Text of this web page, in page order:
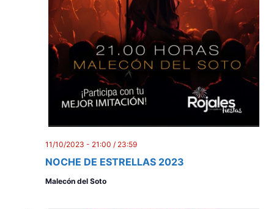
NOCHE DE ESTRELLAS 2023
11/10/2023 - 21:00 / 23:59
Malecón del Soto